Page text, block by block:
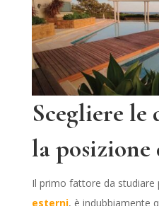
Scegliere le
la
Il primo fattore da studiare
esterni, è indubbiamente